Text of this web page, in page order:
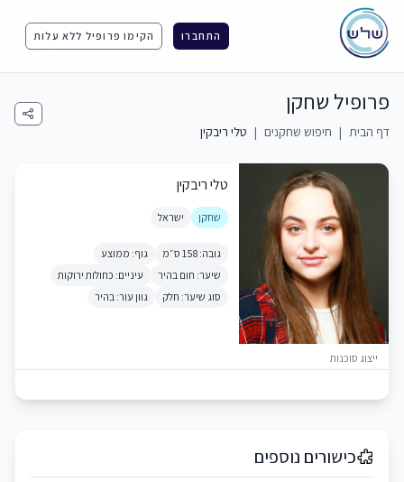
התחברו הקימו פרופיל ללא עלות
פרופיל שחקן
דף הבית | חיפוש שחקנים | טלי ריבקין
ייצוג סוכנות
טלי ריבקין
שחקן ישראל
גובה: 158 ס״מ
גוף: ממוצע
שיער: חום בהיר
עיניים: כחולות ירוקות
סוג שיער: חלק
גוון עור: בהיר
כישורים נוספים